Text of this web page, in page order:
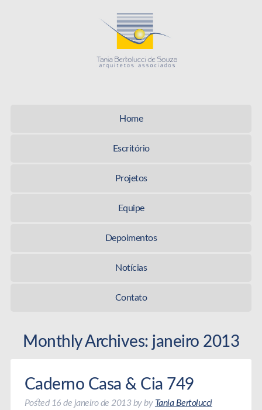
Home
Escritório
Projetos
Equipe
Depoimentos
Notícias
Contato
Monthly Archives: janeiro 2013
Caderno Casa & Cia 749
Posted 16 de janeiro de 2013byby Tania Bertolucci